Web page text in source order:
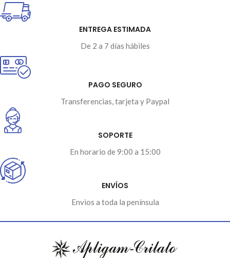
desmontado.
colores: blanco y negro. Metacrilato
los cantos pulidos.
ENTREGA ESTIMADA
De 2 a 7 días hábiles
PAGO SEGURO
Transferencias, tarjeta y Paypal
SOPORTE
En horario de 9:00 a 15:00
ENVÍOS
Envios a toda la península